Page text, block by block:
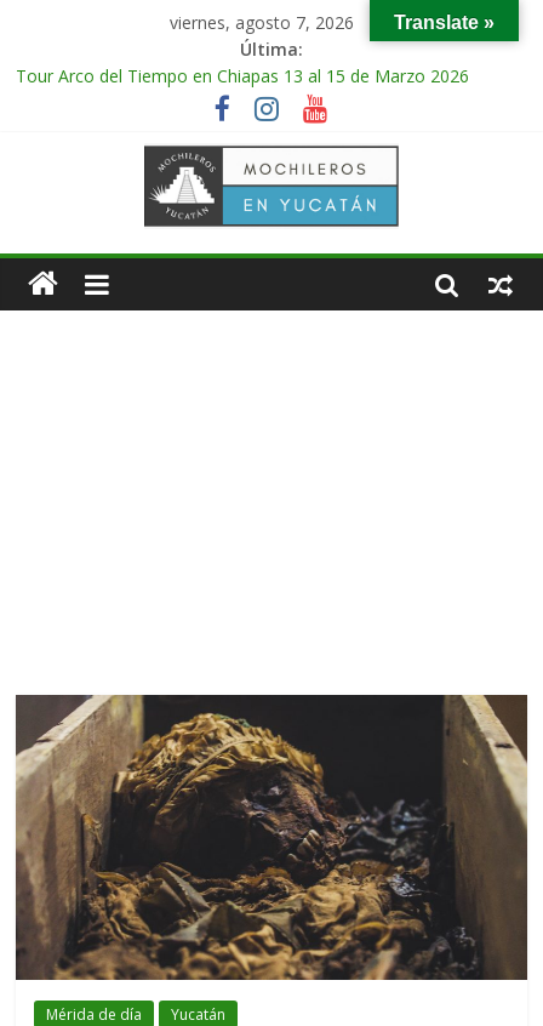
viernes, agosto 7, 2026
Última:
Tour Arco del Tiempo en Chiapas 13 al 15 de Marzo 2026
Tour Tikal Magico en Guatemala 31 de Octubre al 2 de
Tour Ruta Puuc 1 de Febrero del 2026
Excursión Volcán Chichonal en Chiapas 28 y 29 de Marzo 2026
Tour Calakmul Magico 28 de Febrero y 1 de Marzo 2026
Mérida de día Yucatán
Translate »